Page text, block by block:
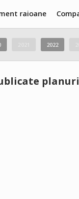
raioane
2022